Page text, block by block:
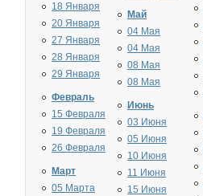
18 Января
20 Января
27 Января
28 Января
29 Января
Февраль
15 Февраля
19 Февраля
26 Февраля
Март
05 Марта
Май
04 Мая
04 Мая
08 Мая
08 Мая
Июнь
03 Июня
05 Июня
10 Июня
11 Июня
15 Июня